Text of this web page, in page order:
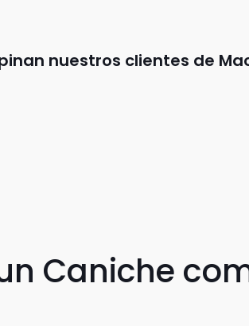
nuestros clientes de
Caniche